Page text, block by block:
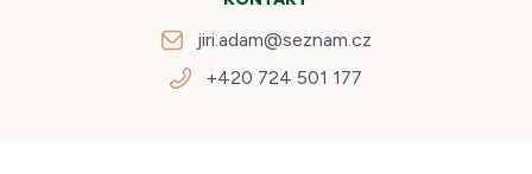
jiri.adam@seznam.cz
+420 724 501 177